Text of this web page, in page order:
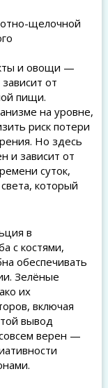
щелочной
и овощи —
от
пищи.
на уровне,
риск потери
Но здесь
и зависит от
суток,
который
в
с костями,
обеспечивать
Зелёные
их
включая
вывод
верен —